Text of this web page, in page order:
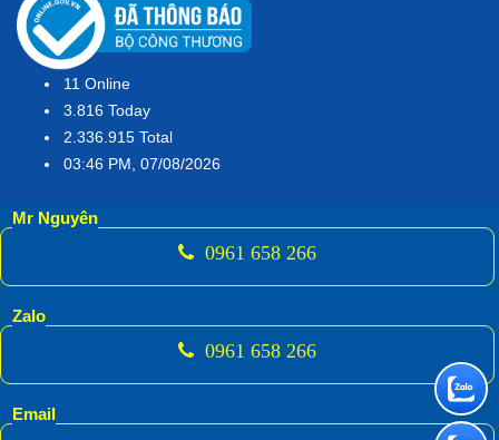
11 Online
3.816 Today
2.336.915 Total
03:46 PM, 07/08/2026
Mr Nguyên
0961 658 266
Zalo
0961 658 266
Email